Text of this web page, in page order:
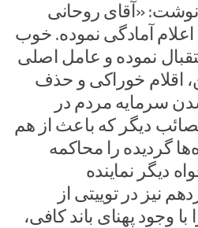
نوشت: «آقای روحانی
آمادگی نموده. خوب
نموده و عامل اصلی
اقلام خوراکی و حذف
سرمایه مردم در
دیگر که باعث از هم
گردیده را محاکمه
دیگر نماینده
نیز در توییتی از
وجود پهنای باند کافی،